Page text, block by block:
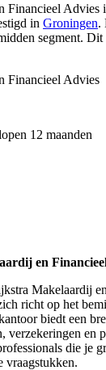
Financieel Advies
in Groningen.
segment. Dit
Financieel Advies
12 maanden
en
Makelaardij
richt op het
biedt een
verzekeringen en
die je
vraagstukken.